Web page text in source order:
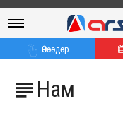
Өнөөдөр
 Нам